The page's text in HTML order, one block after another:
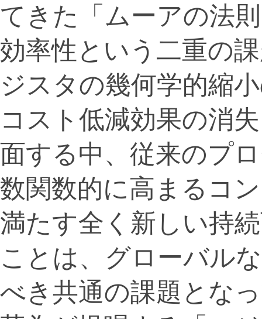
てきた「ムーアの法
効率性という二重の
ジスタの幾何学的縮
コスト低減効果の消
面する中、従来のプ
数関数的に高まるコ
満たす全く新しい持
ことは、グローバル
べき共通の課題とな